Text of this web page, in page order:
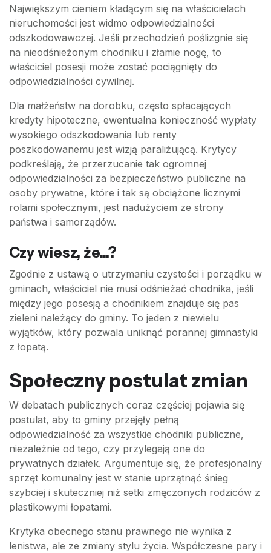
Największym cieniem kładącym się na właścicielach
nieruchomości jest widmo odpowiedzialności
odszkodowawczej. Jeśli przechodzień poślizgnie się
na nieodśnieżonym chodniku i złamie nogę, to
właściciel posesji może zostać pociągnięty do
odpowiedzialności cywilnej.
Dla małżeństw na dorobku, często spłacających
kredyty hipoteczne, ewentualna konieczność wypłaty
wysokiego odszkodowania lub renty
poszkodowanemu jest wizją paraliżującą. Krytycy
podkreślają, że przerzucanie tak ogromnej
odpowiedzialności za bezpieczeństwo publiczne na
osoby prywatne, które i tak są obciążone licznymi
rolami społecznymi, jest nadużyciem ze strony
państwa i samorządów.
Czy wiesz, że...?
Zgodnie z ustawą o utrzymaniu czystości i porządku w
gminach, właściciel nie musi odśnieżać chodnika, jeśli
między jego posesją a chodnikiem znajduje się pas
zieleni należący do gminy. To jeden z niewielu
wyjątków, który pozwala uniknąć porannej gimnastyki
z łopatą.
Społeczny postulat zmian
W debatach publicznych coraz częściej pojawia się
postulat, aby to gminy przejęły pełną
odpowiedzialność za wszystkie chodniki publiczne,
niezależnie od tego, czy przylegają one do
prywatnych działek. Argumentuje się, że profesjonalny
sprzęt komunalny jest w stanie uprzątnąć śnieg
szybciej i skuteczniej niż setki zmęczonych rodziców z
plastikowymi łopatami.
Krytyka obecnego stanu prawnego nie wynika z
lenistwa, ale ze zmiany stylu życia. Współczesne pary i